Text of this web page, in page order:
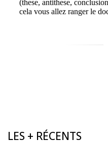
LES + RÉCENTS